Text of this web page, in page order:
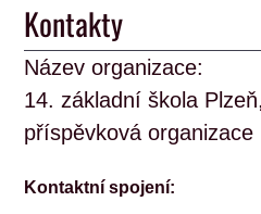
Kontakty
Název organizace:
14. základní škola
příspěvková organizace
Kontaktní spojení: